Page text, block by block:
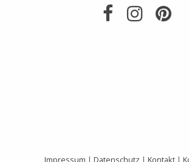
Impressum | Datenschutz | Kontakt |